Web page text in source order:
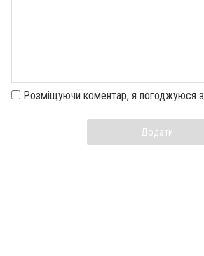
Розміщуючи коментар, я погоджуюся з
Додати